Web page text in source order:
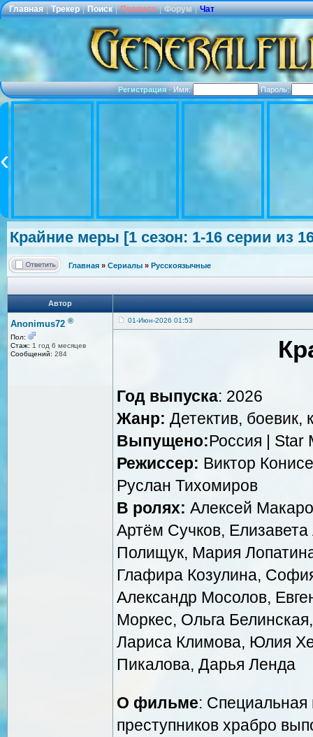
Главная | Трекер | Поиск | Правила | Форум | Чат
Регистрация·Имя: Пароль:
Крайние меры [1 сезон: 1-16 серии из
Главная » Сериалы » Русскоязычные
Автор
Anonimus72 ®
Пол:
Стаж: 1 год 6 месяцев
Сообщений: 284
01-Июн-2026 01:53
Год выпуска: 2026
Жанр: Детектив, боевик,
Выпущено:Россия | Star
Режиссер: Виктор
Руслан Тихомиров
В ролях: Алексей
Артём Сучков,
Полищук, Мария
Глафира Козулина,
Александр Мосолов,
Моркес, Ольга
Лариса Климова, Юлия
Пикалова, Дарья Ленда
О фильме: Специальная
преступников храбро